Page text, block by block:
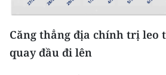
Media Kinh tế
Media Văn hóa
Media Xã hội
Căng thẳng địa chính trị leo
quay đầu đi lên